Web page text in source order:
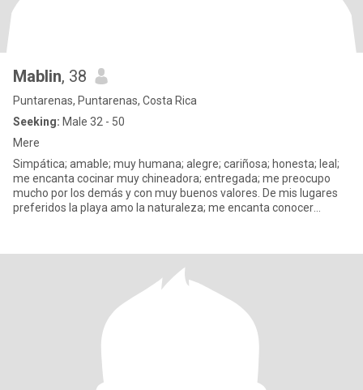
Mablin, 38
Puntarenas, Puntarenas, Costa Rica
Seeking: Male 32 - 50
Mere
Simpática; amable; muy humana; alegre; cariñosa; honesta; leal;
me encanta cocinar muy chineadora; entregada; me preocupo
mucho por los demás y con muy buenos valores. De mis lugares
preferidos la playa amo la naturaleza; me encanta conocer